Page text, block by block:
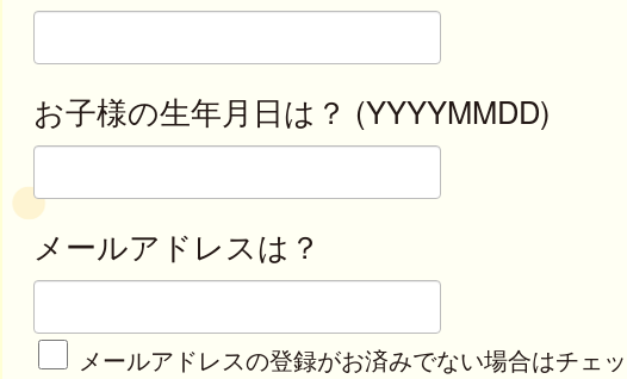
お子様の生年月日は？ (YYYYMMDD)
メールアドレスは？
メールアドレスの登録がお済みでない場合はチェ